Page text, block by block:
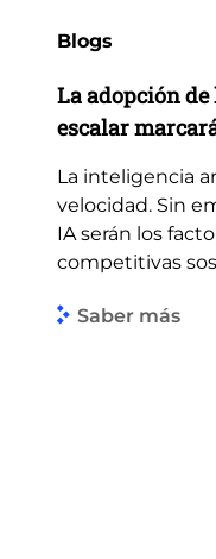
Blogs
La adopción de
escalar
La inteligencia
velocidad. Sin
IA serán los
competitivas
Saber más